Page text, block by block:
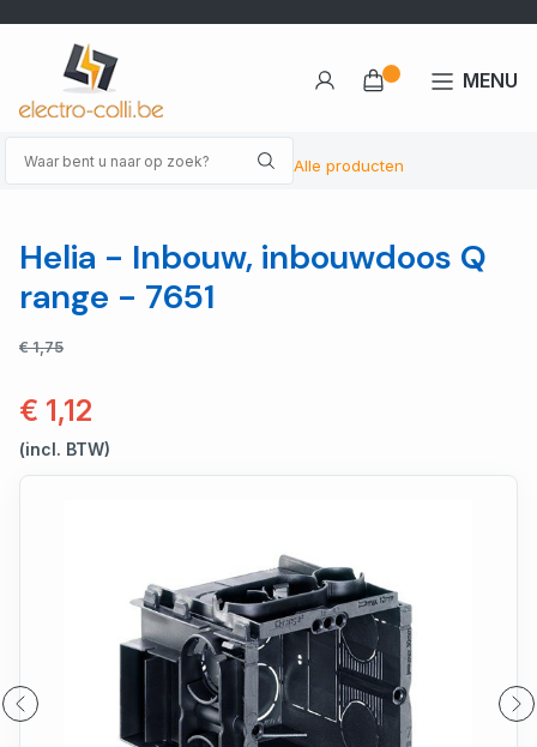
Alle producten
MENU
Helia - Inbouw, inbouwdoos Q
range - 7651
€ 1,75
€ 1,12
(incl. BTW)